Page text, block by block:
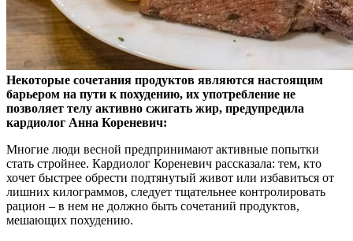
Некоторые сочетания продуктов являются настоящим
барьером на пути к похудению, их употребление не
позволяет телу активно сжигать жир, предупредила
кардиолог Анна Кореневич:
Многие люди весной предпринимают активные попытки
стать стройнее. Кардиолог Кореневич рассказала: тем, кто
хочет быстрее обрести подтянутый живот или избавиться от
лишних килограммов, следует тщательнее контролировать
рацион – в нем не должно быть сочетаний продуктов,
мешающих похудению.